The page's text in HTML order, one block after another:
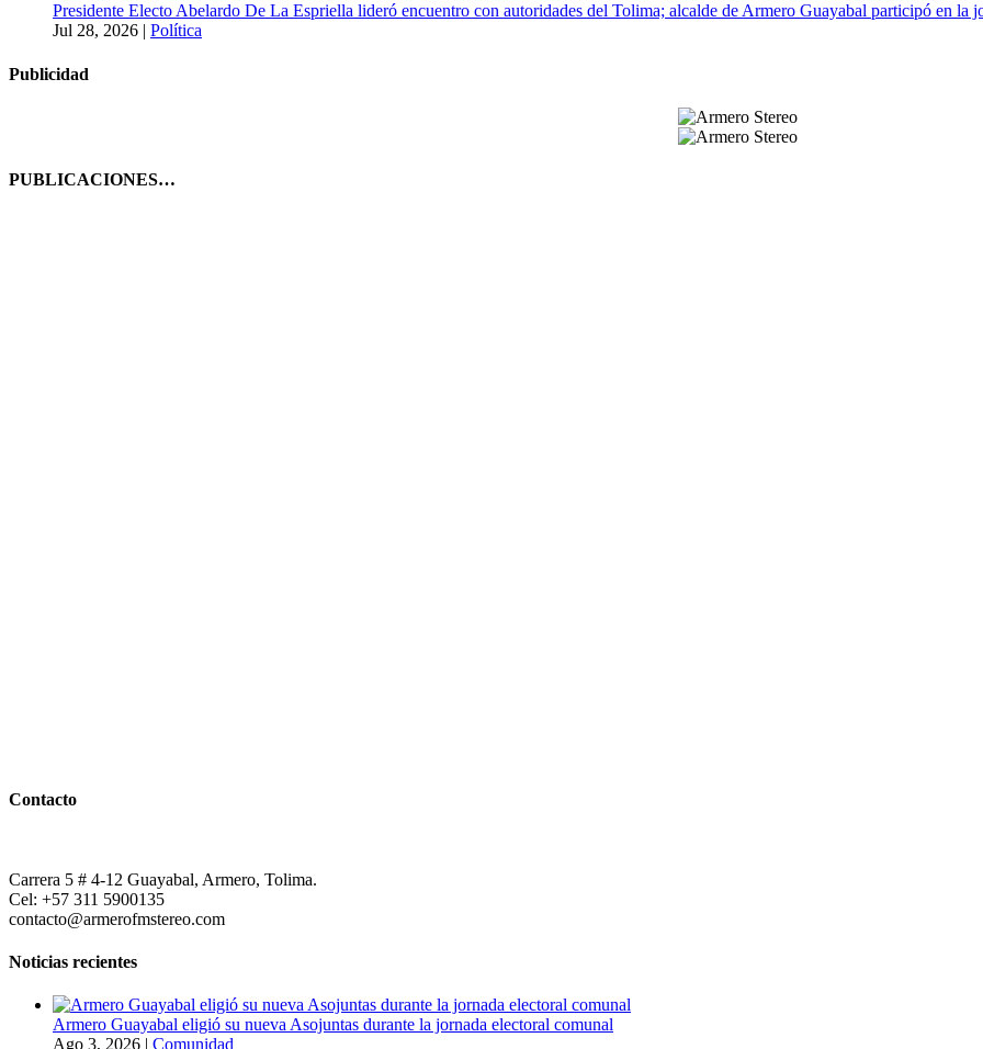
Presidente Electo Abelardo De La Espriella lideró encuentro con autoridades del Tolima; alcalde de Armero Guayabal participó en la
Jul 28, 2026 | Política
Publicidad
PUBLICACIONES…
Contacto
Carrera 5 # 4-12 Guayabal, Armero, Tolima.
Cel: +57 311 5900135
contacto@armerofmstereo.com
Noticias recientes
Armero Guayabal eligió su nueva Asojuntas durante la jornada electoral comunal
Ago 3, 2026 | Comunidad